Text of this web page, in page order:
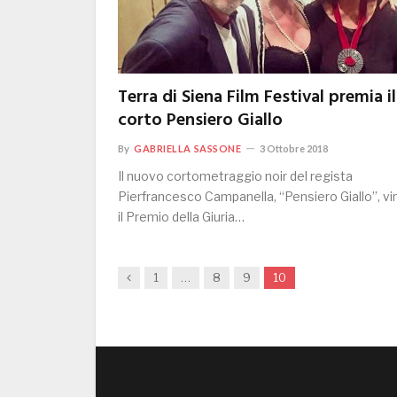
Terra di Siena Film Festival premia il
corto Pensiero Giallo
By GABRIELLA SASSONE 3 Ottobre 2018
Il nuovo cortometraggio noir del regista
Pierfrancesco Campanella, “Pensiero Giallo”,
il Premio della Giuria…
Previous
1 8 9 10